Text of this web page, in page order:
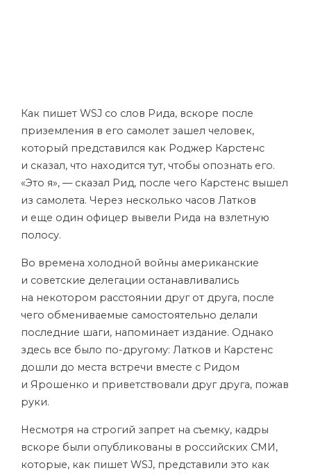
Как пишет WSJ со слов Рида, вскоре после
приземления в его самолет зашел человек,
который представился как Роджер Карстенс
и сказал, что находится тут, чтобы опознать его.
«Это я», — сказал Рид, после чего Карстенс вышел
из самолета. Через несколько часов Латков
и еще один офицер вывели Рида на взлетную
полосу.
Во времена холодной войны американские
и советские делегации останавливались
на некотором расстоянии друг от друга, после
чего обмениваемые самостоятельно делали
последние шаги, напоминает издание. Однако
здесь все было по-другому: Латков и Карстенс
дошли до места встречи вместе с Ридом
и Ярошенко и приветствовали друг друга, пожав
руки.
Несмотря на строгий запрет на съемку, кадры
вскоре были опубликованы в российских СМИ,
которые, как пишет WSJ, представили это как